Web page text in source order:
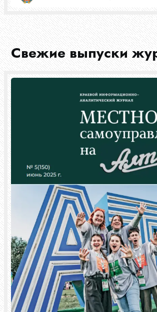
Свежие выпуски